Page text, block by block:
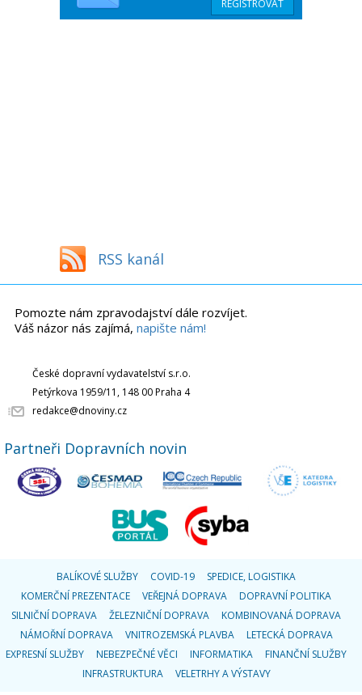
RSS kanál
Pomozte nám zpravodajství dále rozvíjet.
Váš názor nás zajímá, napište nám!
České dopravní vydavatelství s.r.o.
Petýrkova 1959/11, 148 00 Praha 4
redakce@dnoviny.cz
Partneři Dopravních novin
BALÍKOVÉ SLUŽBY COVID-19
SPEDICE, LOGISTIKA
KOMERČNÍ PREZENTACE
VEŘEJNÁ DOPRAVA
DOPRAVNÍ POLITIKA
SILNIČNÍ DOPRAVA
ŽELEZNIČNÍ DOPRAVA
KOMBINOVANÁ DOPRAVA
NÁMOŘNÍ DOPRAVA
VNITROZEMSKÁ PLAVBA
LETECKÁ DOPRAVA
EXPRESNÍ SLUŽBY
NEBEZPEČNÉ VĚCI INFORMATIKA
FINANČNÍ SLUŽBY
INFRASTRUKTURA
VELETRHY A VÝSTAVY